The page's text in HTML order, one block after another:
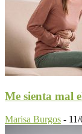
Me sienta mal
Marisa Burgos -